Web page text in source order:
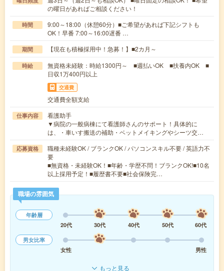
の曜日があればご相談ください！
時間
9:00～18:00（休憩60分）■ご希望があれば下記シフトも
OK！早番 7:00～16:00遅番 …
期間 【現在も積極採用中！急募！】■2カ月～
時給
無資格未経験：時給1300円～ ■週払いOK ■扶養内OK ■
日収1万400円以上
交通費
交通費全額支給
仕事内容
看護助手
▼病院の一般病棟にて看護師さんのサポート！具体的に
は、・車いす搬送の補助・ベットメイキングやシーツ交…
応募資格
職種未経験OK / ブランクOK / パソコンスキル不要 / 英語力不
要
■無資格・未経験OK！■年齢・学歴不問！ブランクOK!■10名
以上採用予定！■履歴書不要■社会保険完…
職場の雰囲気
年齢層
20代
30代 40代 50代
60代
男女比率
女性
男性
もっと見る